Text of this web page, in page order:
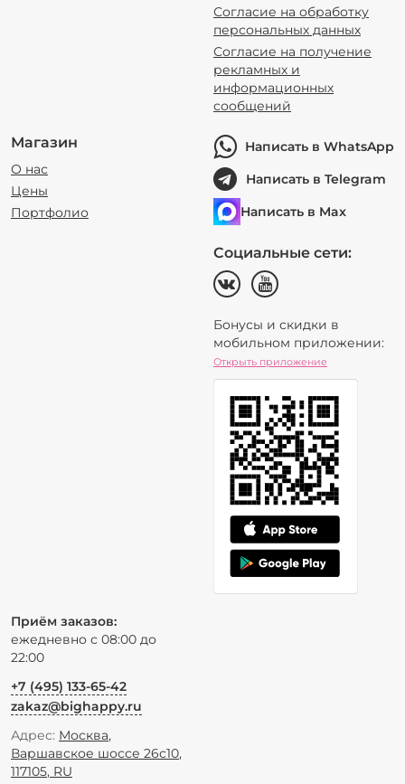
Согласие на обработку
персональных данных
Согласие на получение
рекламных и
информационных
сообщений
Магазин
О нас
Цены
Портфолио
Написать в WhatsApp
Написать в Telegram
Написать в Max
Социальные сети:
Бонусы и скидки в
мобильном приложении:
Открыть приложение
Приём заказов:
ежедневно с 08:00 до
22:00
+7 (495) 133-65-42
zakaz@bighappy.ru
Адрес: Москва,
Варшавское шоссе 26с10,
117105, RU